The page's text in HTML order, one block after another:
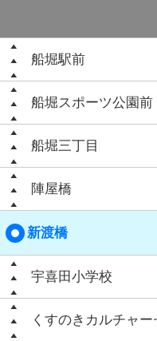
船堀駅前
船堀スポーツ公園前
船堀三丁目
陣屋橋
新渡橋
宇喜田小学校
くすのきカルチャ